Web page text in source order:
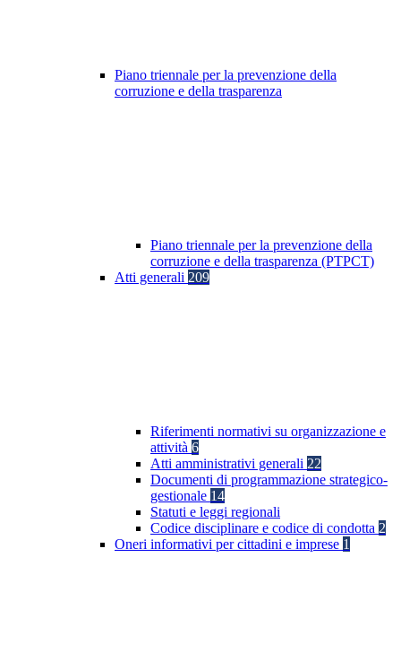
Piano triennale per la prevenzione della
corruzione e della trasparenza
Piano triennale per la prevenzione della
corruzione e della trasparenza (PTPCT)
Atti generali 209
Riferimenti normativi su organizzazione e
attività 6
Atti amministrativi generali 22
Documenti di programmazione strategico-
gestionale 14
Statuti e leggi regionali
Codice disciplinare e codice di condotta 2
Oneri informativi per cittadini e imprese 1